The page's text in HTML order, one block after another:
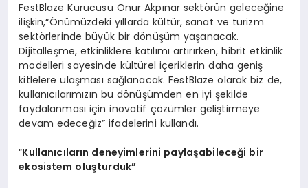
FestBlaze Kurucusu Onur Akpınar sektörün geleceğine
ilişkin,“Önümüzdeki yıllarda kültür, sanat ve turizm
sektörlerinde büyük bir dönüşüm yaşanacak.
Dijitalleşme, etkinliklere katılımı artırırken, hibrit etkinlik
modelleri sayesinde kültürel içeriklerin daha geniş
kitlelere ulaşması sağlanacak. FestBlaze olarak biz de,
kullanıcılarımızın bu dönüşümden en iyi şekilde
faydalanması için inovatif çözümler geliştirmeye
devam edeceğiz” ifadelerini kullandı.
“Kullanıcıların deneyimlerini paylaşabileceği bir
ekosistem oluşturduk”